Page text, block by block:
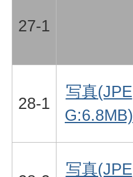
27-1
28-1
写真(JPE
G:6.8MB)
写真(JPE